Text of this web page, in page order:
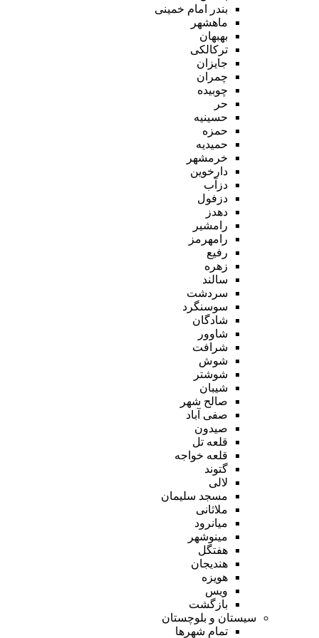
بندر امام خمینی
ماهشهر
بهبهان
ترکالکی
جایزان
چمران
چوبیده
حر
حسینیه
حمزه
حمیدیه
خرمشهر
دارخوین
دزآب
دزفول
دهدز
رامشیر
رامهرمز
رفیع
زهره
سالند
سردشت
سوسنگرد
شادگان
شاوور
شرافت
شوش
شوشتر
شیبان
صالح شهر
صفی آباد
صیدون
قلعه تل
قلعه خواجه
گتوند
لالی
مسجد سلیمان
ملاثانی
میانرود
مینوشهر
هفتگل
هندیجان
هویزه
ویس
بازگشت
سیستان و بلوچستان
تمام شهر‌ها